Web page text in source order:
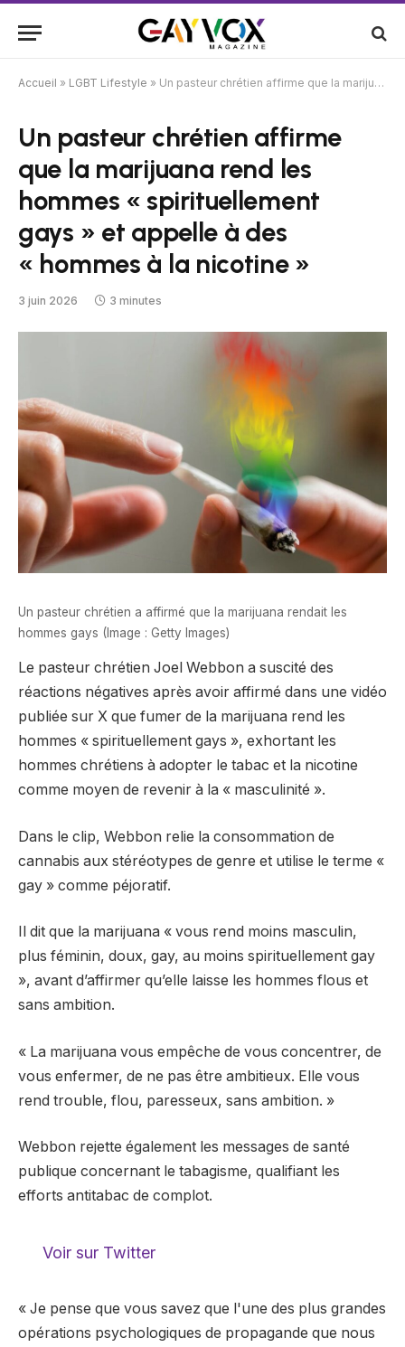
Accueil » LGBT Lifestyle » Un pasteur chrétien affirme que la marijuana rend les hommes « spirituellement gays » et appelle à des « hommes à la nicotine »
Un pasteur chrétien affirme
que la marijuana rend les
hommes « spirituellement
gays » et appelle à des
« hommes à la nicotine »
3 juin 2026 3 minutes
Un pasteur chrétien a affirmé que la marijuana rendait les
hommes gays (Image : Getty Images)
Le pasteur chrétien Joel Webbon a suscité des
réactions négatives après avoir affirmé dans une vidéo
publiée sur X que fumer de la marijuana rend les
hommes « spirituellement gays », exhortant les
hommes chrétiens à adopter le tabac et la nicotine
comme moyen de revenir à la « masculinité ».
Dans le clip, Webbon relie la consommation de
cannabis aux stéréotypes de genre et utilise le terme «
gay » comme péjoratif.
Il dit que la marijuana « vous rend moins masculin,
plus féminin, doux, gay, au moins spirituellement gay
», avant d’affirmer qu’elle laisse les hommes flous et
sans ambition.
« La marijuana vous empêche de vous concentrer, de
vous enfermer, de ne pas être ambitieux. Elle vous
rend trouble, flou, paresseux, sans ambition. »
Webbon rejette également les messages de santé
publique concernant le tabagisme, qualifiant les
efforts antitabac de complot.
Voir sur Twitter
« Je pense que vous savez que l'une des plus grandes
opérations psychologiques de propagande que nous